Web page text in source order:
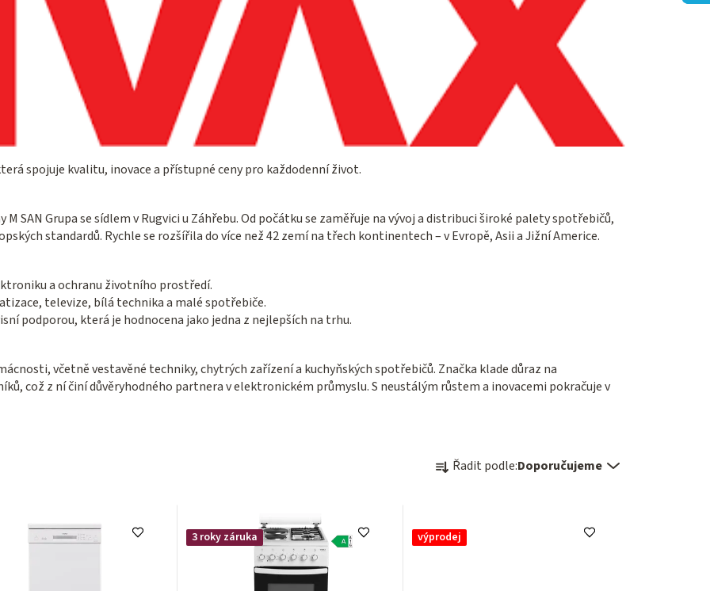
spojuje kvalitu, inovace a přístupné ceny pro každodenní život.
M SAN Grupa se sídlem v Rugvici u Záhřebu. Od počátku se zaměřuje na vývoj a distribuci široké palety spotřebičů,
standardů. Rychle se rozšířila do více než 42 zemí na třech kontinentech – v Evropě, Asii a Jižní Americe.
a ochranu životního prostředí.
televize, bílá technika a malé spotřebiče.
podporou, která je hodnocena jako jedna z nejlepších na trhu.
včetně vestavěné techniky, chytrých zařízení a kuchyňských spotřebičů. Značka klade důraz na
což z ní činí důvěryhodného partnera v elektronickém průmyslu. S neustálým růstem a inovacemi pokračuje v
Ř
z
e
Řadit podle:Doporučujeme
3 roky záruka výprodej